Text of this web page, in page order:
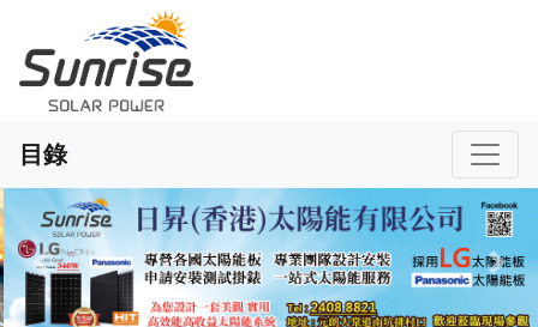
目錄
Previous Next